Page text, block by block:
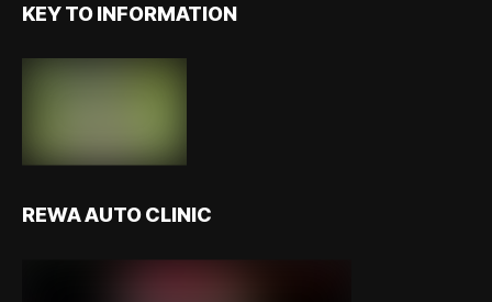
KEY TO INFORMATION
REWA AUTO CLINIC